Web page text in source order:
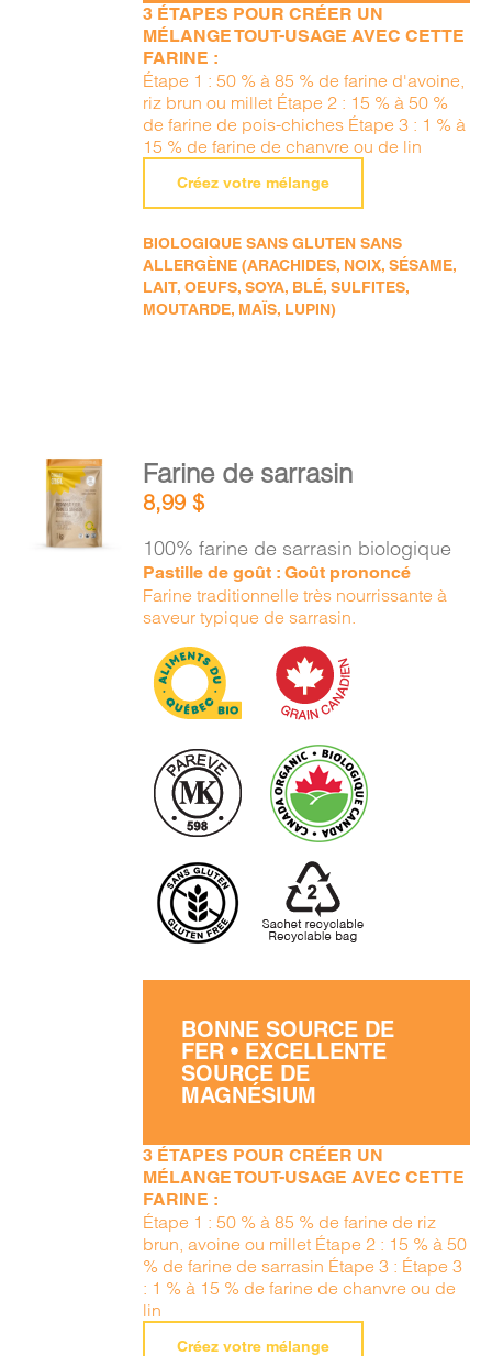
3 ÉTAPES POUR CRÉER UN
MÉLANGE TOUT-USAGE AVEC CETTE
FARINE :
Étape 1 : 50 % à 85 % de farine d'avoine,
riz brun ou millet Étape 2 : 15 % à 50 %
de farine de pois-chiches Étape 3 : 1 % à
15 % de farine de chanvre ou de lin
Créez votre mélange
BIOLOGIQUE SANS GLUTEN SANS
ALLERGÈNE (ARACHIDES, NOIX, SÉSAME,
LAIT, OEUFS, SOYA, BLÉ, SULFITES,
MOUTARDE, MAÏS, LUPIN)
AJOUTER
AU
PANIER
Farine de sarrasin
8,99$
100% farine de sarrasin biologique
Pastille de goût : Goût prononcé
Farine traditionnelle très nourrissante à
saveur typique de sarrasin.
BONNE SOURCE DE
FER • EXCELLENTE
SOURCE DE
MAGNÉSIUM
3 ÉTAPES POUR CRÉER UN
MÉLANGE TOUT-USAGE AVEC CETTE
FARINE :
Étape 1 : 50 % à 85 % de farine de riz
brun, avoine ou millet Étape 2 : 15 % à 50
% de farine de sarrasin Étape 3 : Étape 3
: 1 % à 15 % de farine de chanvre ou de
lin
Créez votre mélange